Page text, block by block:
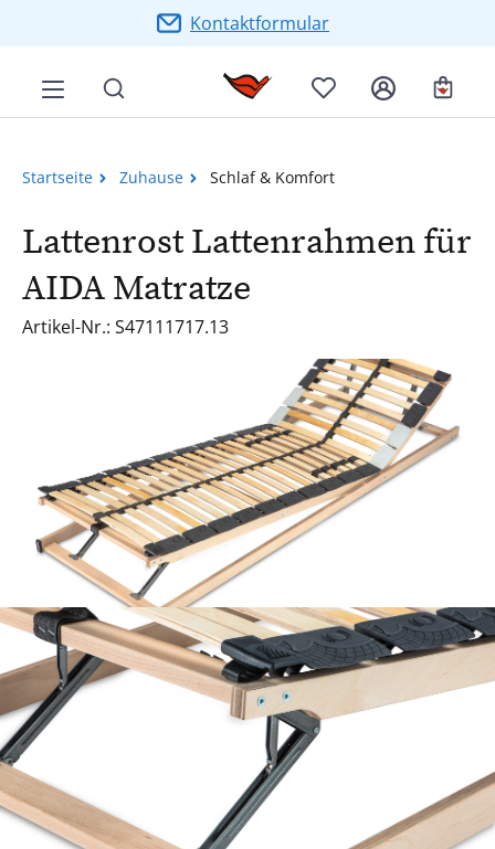
Zum Hauptinhalt springenKontaktformular
Startseite Zuhause Schlaf & Komfort
Lattenrost Lattenrahmen für
AIDA Matratze
Artikel-Nr.: S47111717.13